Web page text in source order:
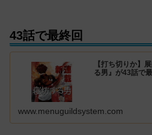
43話で最終回
【打ち切りか】
る男』が43話で
www.menuguildsystem.com